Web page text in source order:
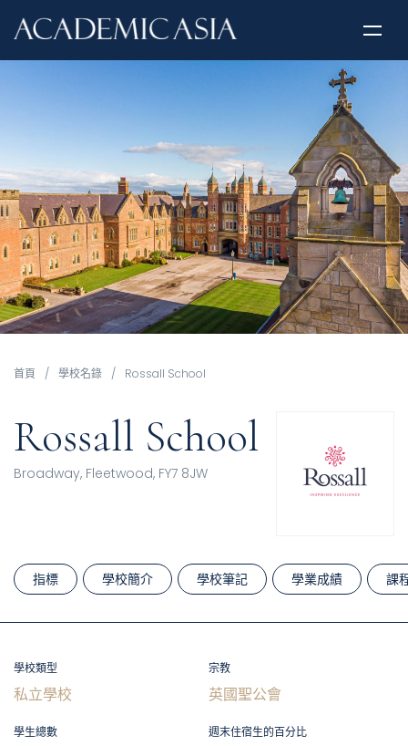
首頁 / 學校名錄 / Rossall School
Rossall School
Broadway, Fleetwood, FY7 8JW
指標 學校簡介 學校筆記 學業成績 課
學校類型
私立學校
宗教
英國聖公會
學生總數 週末住宿生的百分比